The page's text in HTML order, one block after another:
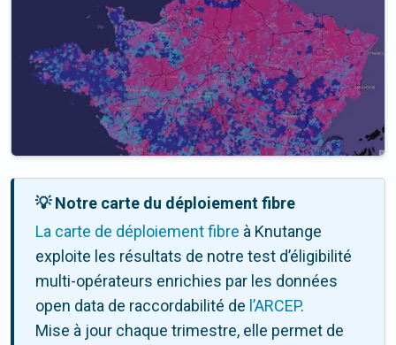
💡 Notre carte du déploiement fibre
La carte de déploiement fibre à Knutange
exploite les résultats de notre test d’éligibilité
multi-opérateurs enrichies par les données
open data de raccordabilité de l’ARCEP.
Mise à jour chaque trimestre, elle permet de